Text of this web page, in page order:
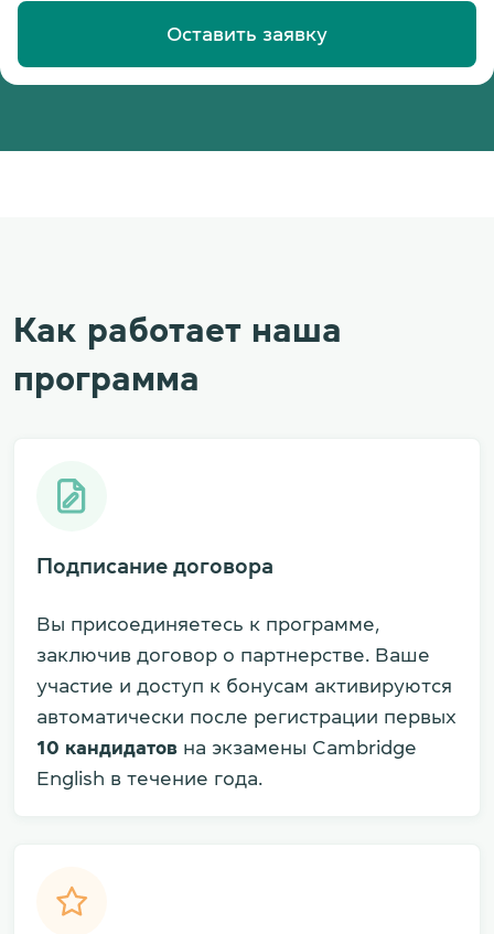
Оставить заявку
Как работает наша
программа
Подписание договора
Вы присоединяетесь к программе,
заключив договор о партнерстве. Ваше
участие и доступ к бонусам активируются
автоматически после регистрации первых
10 кандидатов на экзамены Cambridge
English в течение года.